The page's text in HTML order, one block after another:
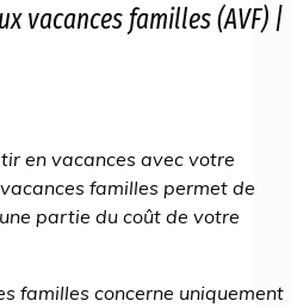
vacances familles (AVF) |
en vacances avec votre
familles permet de
partie du coût de votre
familles concerne uniquement